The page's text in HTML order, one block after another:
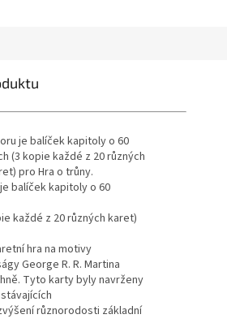
je balíček kapitoly o 60
(3 kopie každé z 20 různých
pro Hra o trůny.
balíček kapitoly o 60
každé z 20 různých karet)
hra na motivy
George R. R. Martina
Tyto karty byly navrženy
různorodosti základní